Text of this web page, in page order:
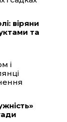
віряни
та
і